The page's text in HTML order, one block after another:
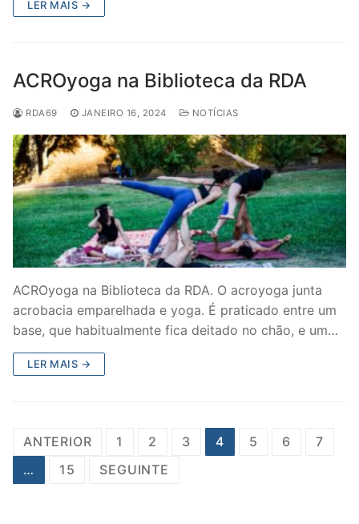
LER MAIS →
ACROyoga na Biblioteca da RDA
RDA69 JANEIRO 16, 2024 NOTÍCIAS
ACROyoga na Biblioteca da RDA. O acroyoga junta
acrobacia emparelhada e yoga. É praticado entre um
base, que habitualmente fica deitado no chão, e um…
LER MAIS →
Posts
navigation
ANTERIOR 1 2 3 4 5 6
7
…
15 SEGUINTE